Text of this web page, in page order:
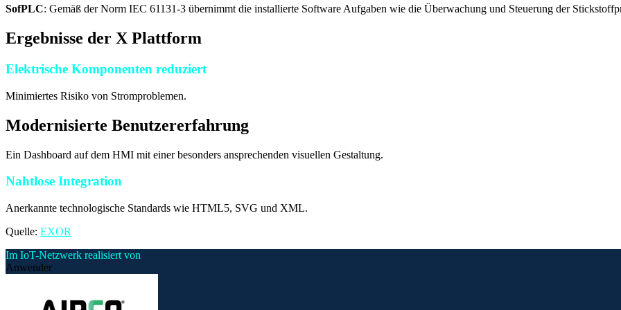
SofPLC: Gemäß der Norm IEC 61131-3 übernimmt die installierte Software Aufgaben wie die Überwachung und Steuerung der
Ergebnisse der X Plattform
Elektrische Komponenten reduziert
Minimiertes Risiko von Stromproblemen.
Modernisierte Benutzererfahrung
Ein Dashboard auf dem HMI mit einer besonders ansprechenden visuellen Gestaltung.
Nahtlose Integration
Anerkannte technologische Standards wie HTML5, SVG und XML.
Quelle: EXOR
Im IoT-Netzwerk realisiert von
Anwender